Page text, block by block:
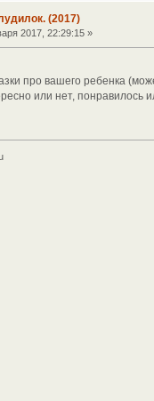
(2017)
2017, 22:29:15 »
про вашего ребенка
или нет,